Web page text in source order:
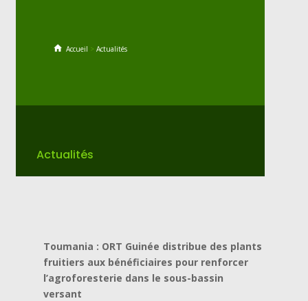
Accueil > Actualités
Actualités
Toumania : ORT Guinée distribue des plants
fruitiers aux bénéficiaires pour renforcer
l’agroforesterie dans le sous-bassin
versant